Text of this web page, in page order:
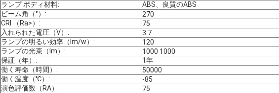
ランプ ボディ材料:
ABS、良質のABS
ビーム角（°）:
270
CRI （Ra>）:
75
入れられた電圧（V）:
3.7
ランプの明るい効率（lm/w）:
120
ランプの光束（lm）:
1000 1000
保証（年）:
1年
働く寿命（時間）:
50000
働く温度（℃）:
-85
演色評価数（RA）:
75